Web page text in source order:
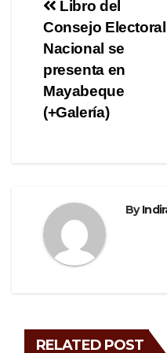
b
o
o
k
a
Post
navigation
Libro del
Consejo Electoral
Nacional se
presenta en
Mayabeque
(+Galería)
By
RELATED POST